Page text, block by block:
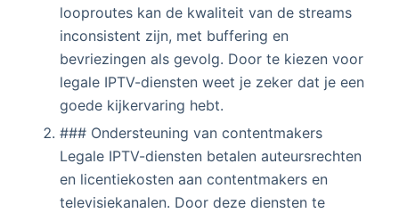
looproutes kan de kwaliteit van de streams
inconsistent zijn, met buffering en
bevriezingen als gevolg. Door te kiezen voor
legale IPTV-diensten weet je zeker dat je een
goede kijkervaring hebt.
### Ondersteuning van contentmakers
Legale IPTV-diensten betalen auteursrechten
en licentiekosten aan contentmakers en
televisiekanalen. Door deze diensten te